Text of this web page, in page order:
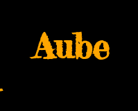
Aube